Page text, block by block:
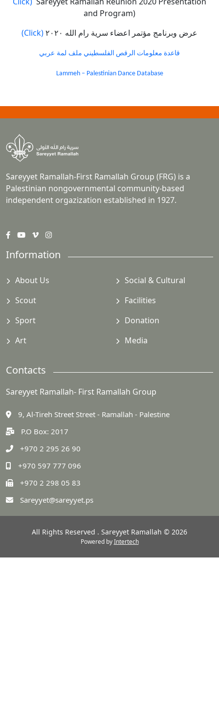
and Program)
(Click)
عرض وبرنامج مؤتمر اعضاء سرية رام الله ٢٠٢٠
قاعدة معلومات الرقص الفلسطيني ملف لمة عربي
Lammeh – Palestinian Dance Database
Sareyyet Ramallah-First Ramallah Group (FRG) is a
Palestinian nongovernmental community-based
independent orgazization established in 1927.
Information
About Us
Social & Cultural
Scout
Facilities
Sport
Donation
Art
Media
Contacts
Sareyyet Ramallah- First Ramallah Group
9, Al-Tireh Street Street - Ramallah - Palestine
P.O Box: 2017
+970 2 295 26 90
+970 597 777 096
+970 2 298 05 83
Sareyyet@sareyyet.ps
All Rights Reserved . Sareyyet Ramallah © 2026
Powered byIntertech